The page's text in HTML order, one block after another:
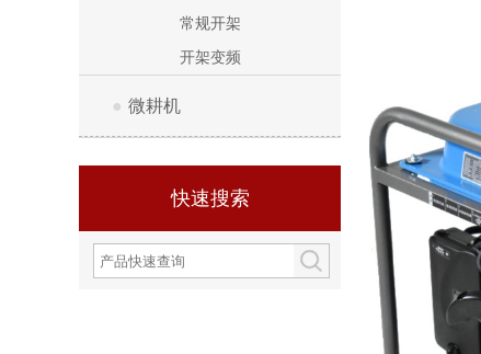
常规开架
开架变频
● 微耕机
快速搜索